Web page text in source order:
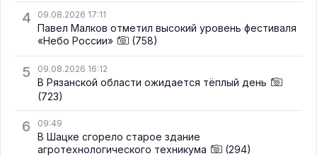
4 09.08.2026 17:11
Павел Малков отметил высокий уровень фестиваля
«Небо России»
(758)
5 09.08.2026 16:12
В Рязанской области ожидается тёплый день
(723)
6 09:49
В Шацке сгорело старое здание
агротехнологического техникума
(294)